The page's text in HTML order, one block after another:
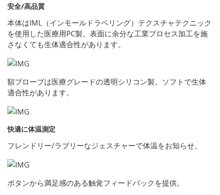
安全/高品質
本体はIML（インモールドラベリング）テクスチャテクニック
を使用した医療用PC製。表面に余分な工業プロセス加工を施
さなくても生体適合性があります。
額プローブは医療グレードの透明シリコン製。ソフトで生体
適合性があります。
快適に体温測定
フレンドリー/ラブリーなジェスチャーで体温をお知らせ。
ボタンから満足感のある触覚フィードバックを提供。